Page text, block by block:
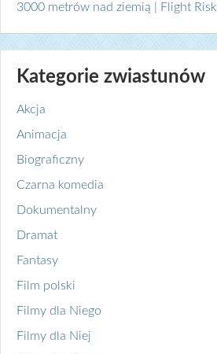
3000 metrów nad ziemią | Flight Risk
Kategorie zwiastunów
Akcja
Animacja
Biograficzny
Czarna komedia
Dokumentalny
Dramat
Fantasy
Film polski
Filmy dla Niego
Filmy dla Niej